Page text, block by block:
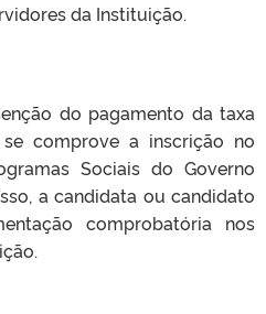
da Instituição.
do pagamento da taxa
comprove a inscrição no
Sociais do Governo
a candidata ou candidato
comprobatória nos